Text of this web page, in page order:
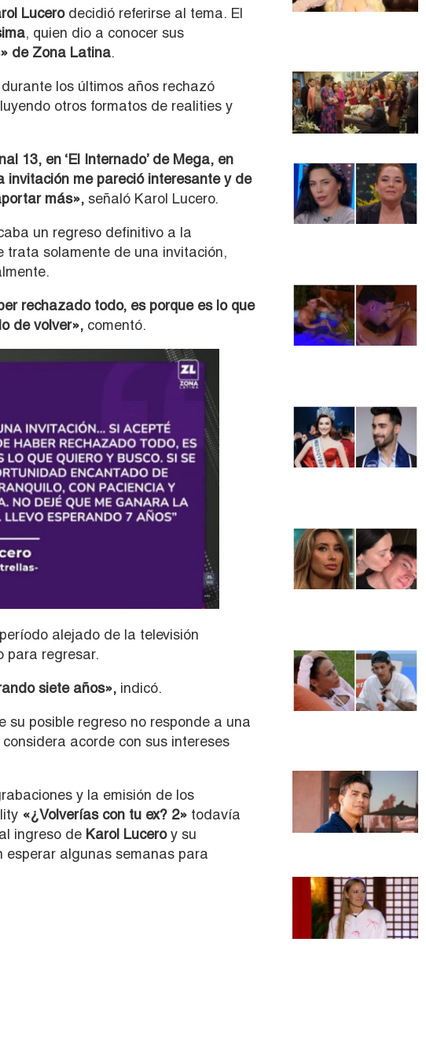
Lucerodecidió referirse al tema. El
, quien dio a conocer sus
de Zona Latina.
los últimos años rechazó
otros formatos de realities y
13, en ‘El Internado’ de Mega, en
invitación me pareció interesante y de
más», señaló Karol Lucero.
un regreso definitivo a la
trata solamente de una invitación,
rechazado todo, es porque es lo que
de volver», comentó.
alejado de la televisión
para regresar.
siete años», indicó.
su posible regreso no responde a una
acorde con sus intereses
y la emisión de los
«¿Volverías con tu ex? 2» todavía
ingreso de Karol Luceroy su
esperar algunas semanas para